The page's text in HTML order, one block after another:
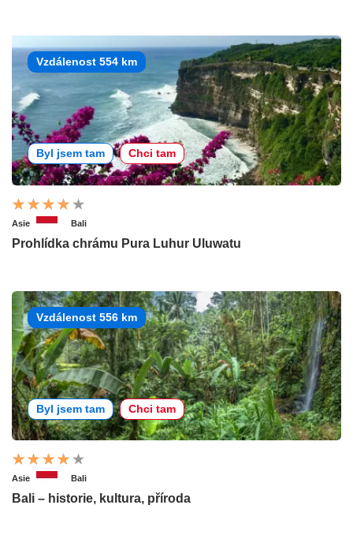
Vzdálenost 554 km
Byl jsem tam Chci tam
Asie Bali
Prohlídka chrámu Pura Luhur Uluwatu
Vzdálenost 556 km
Byl jsem tam Chci tam
Asie Bali
Bali – historie, kultura, příroda